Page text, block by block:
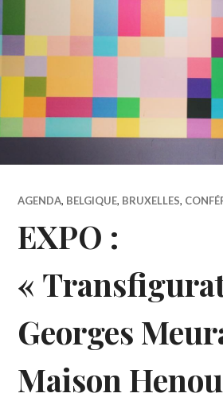
AGENDA, BELGIQUE, BRUXELLES,
EXPO :
«
Georges
Maison